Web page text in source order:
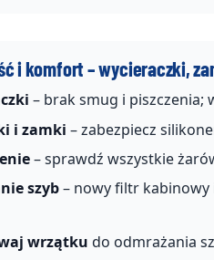
i komfort – wycieraczki,
– brak smug i piszczenia;
i zamki – zabezpiecz
– sprawdź wszystkie
szyb– nowy filtr kabinowy
wrzątku do odmrażania